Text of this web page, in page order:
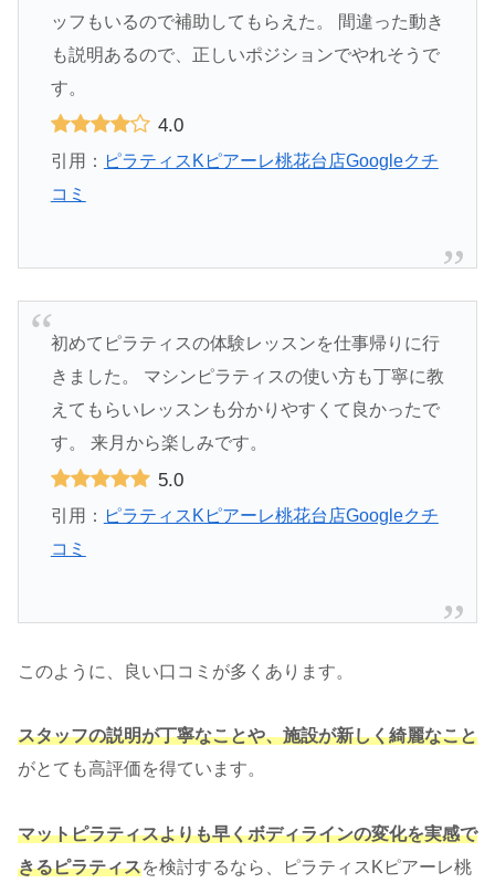
ッフもいるので補助してもらえた。 間違った動き
も説明あるので、正しいポジションでやれそうで
す。
4.0
引用： ピラティスKピアーレ桃花台店Googleクチ
コミ
初めてピラティスの体験レッスンを仕事帰りに行
きました。 マシンピラティスの使い方も丁寧に教
えてもらいレッスンも分かりやすくて良かったで
す。 来月から楽しみです。
5.0
引用： ピラティスKピアーレ桃花台店Googleクチ
コミ
このように、良い口コミが多くあります。
スタッフの説明が丁寧なことや、施設が新しく綺麗なこと
がとても高評価を得ています。
マットピラティスよりも早くボディラインの変化を実感で
きるピラティスを検討するなら、ピラティスKピアーレ桃